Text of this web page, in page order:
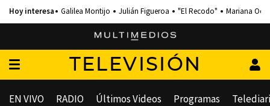
Galilea Montijo Julián Figueroa "El Recodo" Mariana
TELEVISIÓN
EN VIVO RADIO Últimos Videos Programas